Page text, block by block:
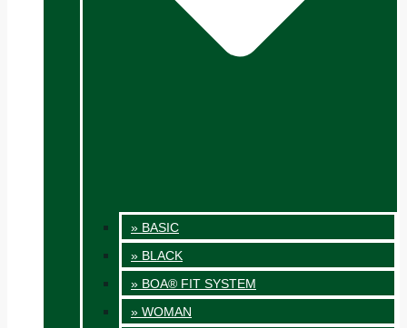
» BASIC
» BLACK
» BOA® FIT SYSTEM
» WOMAN